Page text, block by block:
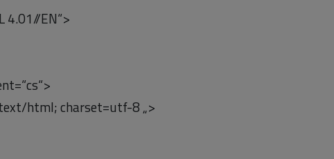
4.01//EN“>
html; charset=utf-8 „>